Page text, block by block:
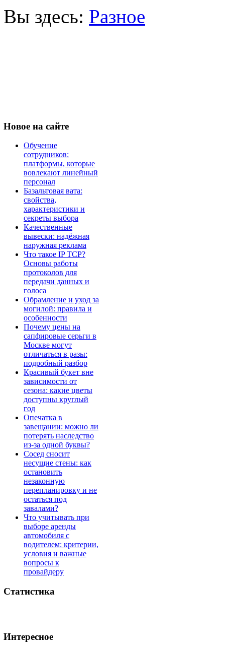
Вы здесь: Разное
Новое на сайте
Обучение
сотрудников:
платформы, которые
вовлекают линейный
персонал
Базальтовая вата:
свойства,
характеристики и
секреты выбора
Качественные
вывески: надёжная
наружная реклама
Что такое IP TCP?
Основы работы
протоколов для
передачи данных и
голоса
Обрамление и уход за
могилой: правила и
особенности
Почему цены на
сапфировые серьги в
Москве могут
отличаться в разы:
подробный разбор
Красивый букет вне
зависимости от
сезона: какие цветы
доступны круглый
год
Опечатка в
завещании: можно ли
потерять наследство
из-за одной буквы?
Сосед сносит
несущие стены: как
остановить
незаконную
перепланировку и не
остаться под
завалами?
Что учитывать при
выборе аренды
автомобиля с
водителем: критерии,
условия и важные
вопросы к
провайдеру
Статистика
Интересное